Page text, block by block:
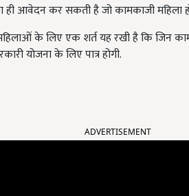
ही आवेदन कर सकती है जो कामकाजी महिला
के लिए एक शर्त यह रखी है कि जिन
योजना के लिए पात्र होगी.